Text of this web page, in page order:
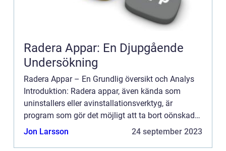
Radera Appar: En Djupgående
Undersökning
Radera Appar – En Grundlig översikt och Analys
Introduktion: Radera appar, även kända som
uninstallers eller avinstallationsverktyg, är
program som gör det möjligt att ta bort oönskade
applikationer från datorer, smartphones och
Jon Larsson 24 september 2023